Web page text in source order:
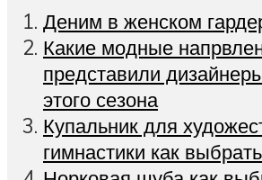
Деним в женском
Какие модные
представили
этого сезона
Купальник для
гимнастики как выбрать